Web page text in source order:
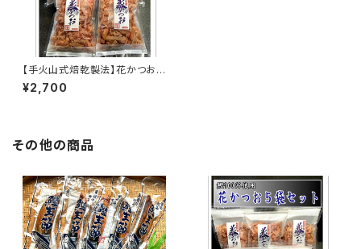
【手火山式焙乾製法】花かつお
５袋セット
¥2,700
その他の商品